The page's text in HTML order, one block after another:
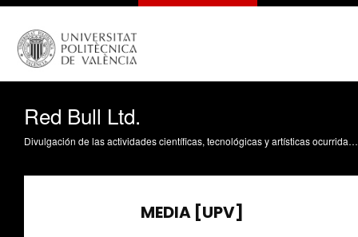
Red Bull Ltd.
Divulgación de las actividades científicas, tecnológicas y artísticas ocurridas en los tres campus de la UPV